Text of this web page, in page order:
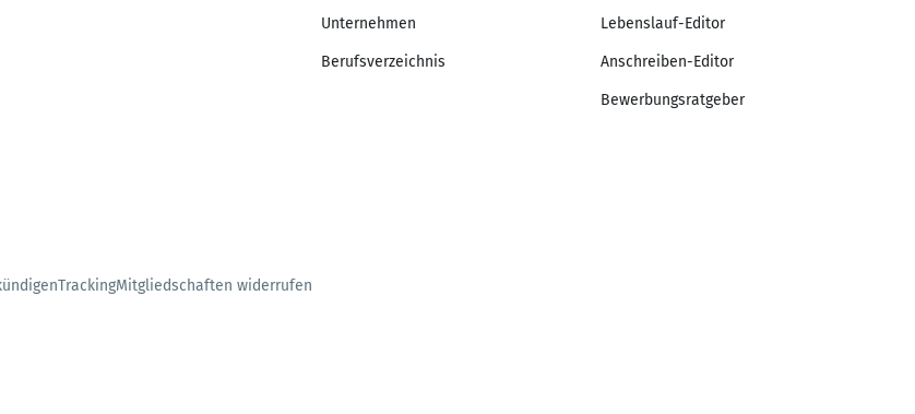
Unternehmen
Berufsverzeichnis
Lebenslauf-Editor
Anschreiben-Editor
Bewerbungsratgeber
TrackingMitgliedschaften widerrufen